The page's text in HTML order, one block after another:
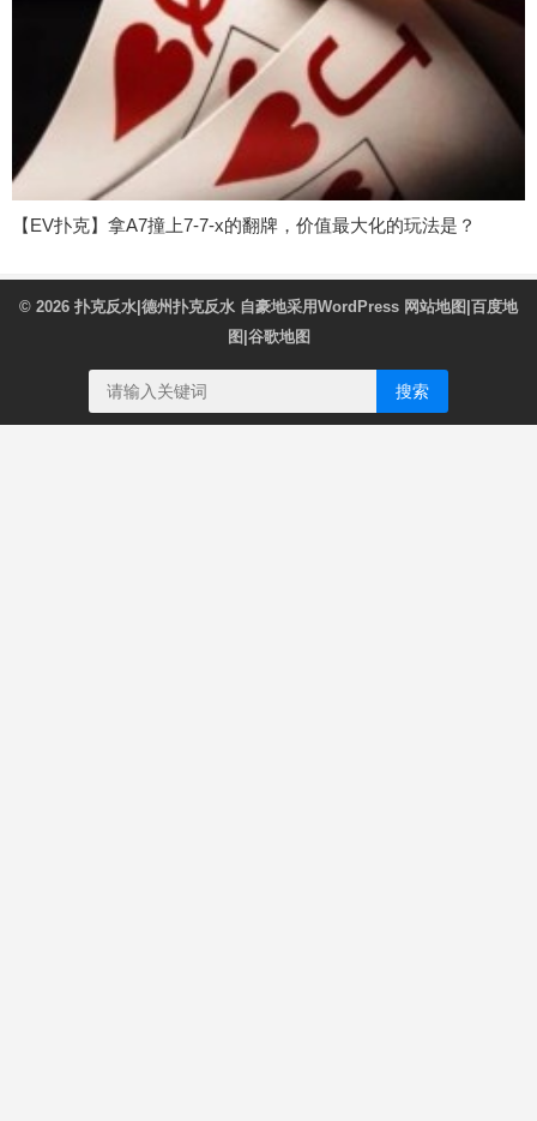
【EV扑克】拿A7撞上7-7-x的翻牌，价值最大化的玩法是？
© 2026 扑克反水|德州扑克反水 自豪地采用WordPress 网站地图 百度地
图 谷歌地图
搜索